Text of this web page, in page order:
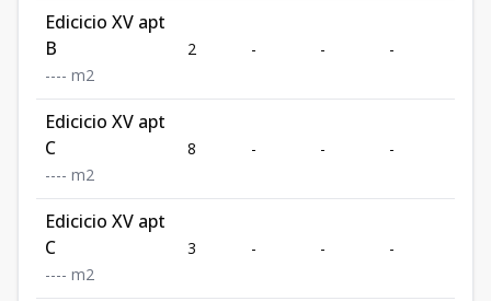
Edicicio XV apt
B
---- m2
2 - - -
Edicicio XV apt
C
---- m2
8 - - -
Edicicio XV apt
C
---- m2
3 - - -